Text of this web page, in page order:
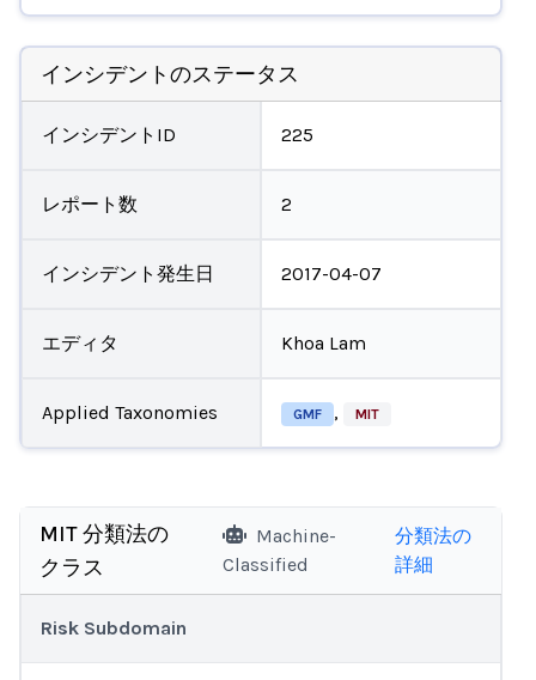
インシデントのステータス
インシデントID 225
レポート数 2
インシデント発生日 2017-04-07
エディタ Khoa Lam
Applied Taxonomies GMF , MIT
MIT 分類法の
クラス
Machine-
Classified
分類法の
詳細
Risk Subdomain